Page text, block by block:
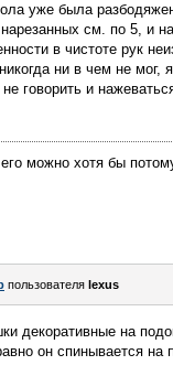
уже была
см. по 5, и
в чистоте рук
ни в чем не
говорить и
можно хотя бы
пользователя lexus
декоративные на
он спинывается на